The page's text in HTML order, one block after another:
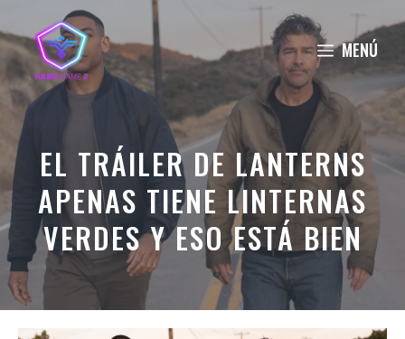
al
contenido
MENÚ
EL TRÁILER DE LANTERNS
APENAS TIENE LINTERNAS
VERDES Y ESO ESTÁ BIEN